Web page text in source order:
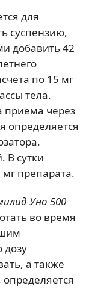
для
суспензию,
добавить 42
по 15 мг
тела.
приема через
определяется
В сутки
препарата.
Уно 500
во время
дозу
а также